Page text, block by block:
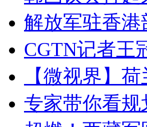
解放军驻香
CGTN记者王
【微视界】
专家带你看